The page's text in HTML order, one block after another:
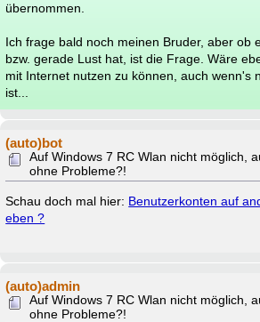
übernommen.
Ich frage bald noch meinen Bruder, aber ob
bzw. gerade Lust hat, ist die Frage. Wäre
mit Internet nutzen zu können, auch wenn's
ist...
(auto)bot
Auf Windows 7 RC Wlan nicht möglich,
ohne Probleme?!
Schau doch mal hier: Benutzerkonten auf
eben ?
(auto)admin
Auf Windows 7 RC Wlan nicht möglich,
ohne Probleme?!